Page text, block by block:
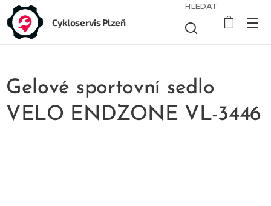
Cykloservis Plzeň
HLEDAT
Gelové sportovní sedlo
VELO ENDZONE VL-3446